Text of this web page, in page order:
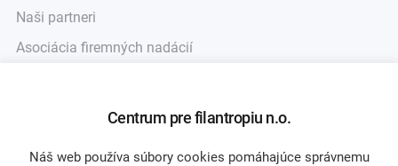
Naši partneri
Asociácia firemných nadácií
Centrum pre filantropiu n.o.
Náš web používa súbory cookies pomáhajúce správnemu